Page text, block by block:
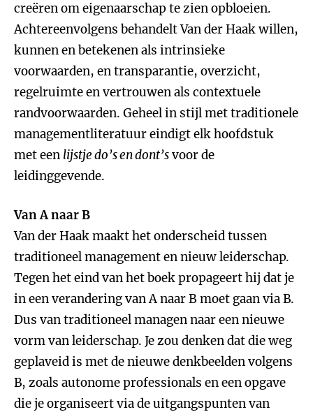
creëren om eigenaarschap te zien opbloeien.
Achtereenvolgens behandelt Van der Haak willen,
kunnen en betekenen als intrinsieke
voorwaarden, en transparantie, overzicht,
regelruimte en vertrouwen als contextuele
randvoorwaarden. Geheel in stijl met traditionele
managementliteratuur eindigt elk hoofdstuk
met een lijstje do’s en dont’svoor de
leidinggevende.
Van A naar B
Van der Haak maakt het onderscheid tussen
traditioneel management en nieuw leiderschap.
Tegen het eind van het boek propageert hij dat je
in een verandering van A naar B moet gaan via B.
Dus van traditioneel managen naar een nieuwe
vorm van leiderschap. Je zou denken dat die weg
geplaveid is met de nieuwe denkbeelden volgens
B, zoals autonome professionals en een opgave
die je organiseert via de uitgangspunten van